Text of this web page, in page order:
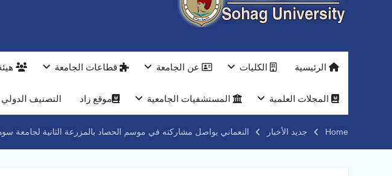
جامعة سوهاج تعلن عن مزايدة محدودة لبيع
محصول الليمون بمزرعتها بالمقر الجديد
جامعة سوهاج تحتفل بتخريج دفعه جديدة من
النعماني يلتقي بمدير امن سوهاج الجديد لتقديم
الرئيسية الكليات عن الجامعة قطاعات الجامعة
المجلات العلمية المستشفيات الجامعية موقع زاد التصنيف الدولي
Home جديد الأخبار النعماني يواصل مشاركته في موسم الحصاد بالمزرعة الثانية لجامعة سوهاج